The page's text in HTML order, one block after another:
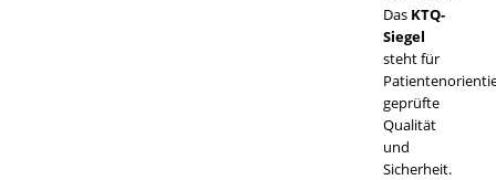
Das KTQ-
Siegel
steht für
geprüfte
Qualität
und
Sicherheit.